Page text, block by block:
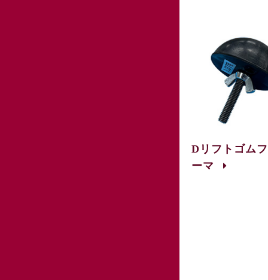
Dリフトゴム
ーマ